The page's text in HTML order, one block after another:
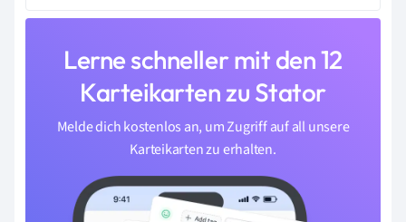
Lerne schneller mit den 12
Karteikarten zu Stator
Melde dich kostenlos an, um Zugriff auf all unsere
Karteikarten zu erhalten.